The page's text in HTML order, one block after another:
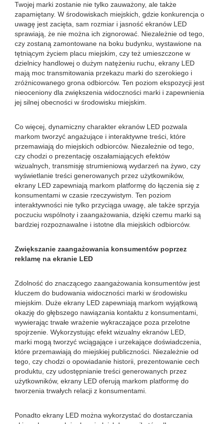
Twojej marki zostanie nie tylko zauważony, ale także
zapamiętany. W środowiskach miejskich, gdzie konkurencja o
uwagę jest zacięta, sam rozmiar i jasność ekranów LED
sprawiają, że nie można ich zignorować. Niezależnie od tego,
czy zostaną zamontowane na boku budynku, wystawione na
tętniącym życiem placu miejskim, czy też umieszczone w
dzielnicy handlowej o dużym natężeniu ruchu, ekrany LED
mają moc transmitowania przekazu marki do szerokiego i
zróżnicowanego grona odbiorców. Ten poziom ekspozycji jest
nieoceniony dla zwiększenia widoczności marki i zapewnienia
jej silnej obecności w środowisku miejskim.
Co więcej, dynamiczny charakter ekranów LED pozwala
markom tworzyć angażujące i interaktywne treści, które
przemawiają do miejskich odbiorców. Niezależnie od tego,
czy chodzi o prezentację oszałamiających efektów
wizualnych, transmisję strumieniową wydarzeń na żywo, czy
wyświetlanie treści generowanych przez użytkowników,
ekrany LED zapewniają markom platformę do łączenia się z
konsumentami w czasie rzeczywistym. Ten poziom
interaktywności nie tylko przyciąga uwagę, ale także sprzyja
poczuciu wspólnoty i zaangażowania, dzięki czemu marki są
bardziej rozpoznawalne i istotne dla miejskich odbiorców.
Zwiększanie zaangażowania konsumentów poprzez
reklamę na ekranie LED
Zdolność do znaczącego zaangażowania konsumentów jest
kluczem do budowania widoczności marki w środowisku
miejskim. Duże ekrany LED zapewniają markom wyjątkową
okazję do głębszego nawiązania kontaktu z konsumentami,
wywierając trwałe wrażenie wykraczające poza przelotne
spojrzenie. Wykorzystując efekt wizualny ekranów LED,
marki mogą tworzyć wciągające i urzekające doświadczenia,
które przemawiają do miejskiej publiczności. Niezależnie od
tego, czy chodzi o opowiadanie historii, prezentowanie cech
produktu, czy udostępnianie treści generowanych przez
użytkowników, ekrany LED oferują markom platformę do
tworzenia trwałych relacji z konsumentami.
Ponadto ekrany LED można wykorzystać do dostarczania